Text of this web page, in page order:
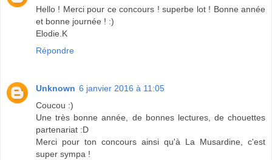
Hello ! Merci pour ce concours ! superbe lot ! Bonne année
et bonne journée ! :)
Elodie.K
Répondre
Unknown 6 janvier 2016 à 11:05
Coucou :)
Une très bonne année, de bonnes lectures, de chouettes
partenariat :D
Merci pour ton concours ainsi qu'à La Musardine, c'est
super sympa !